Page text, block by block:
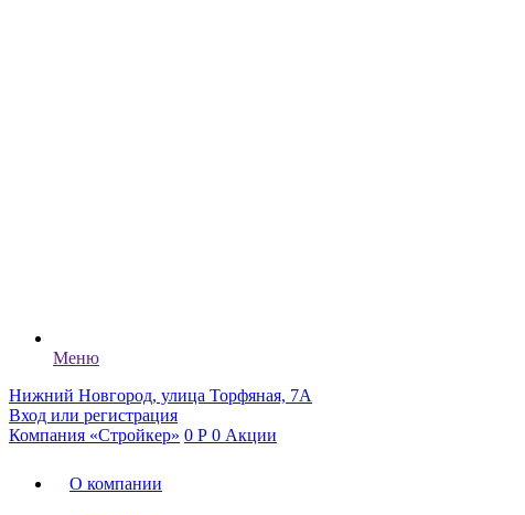
Меню
Нижний Новгород, улица Торфяная, 7А
Вход или регистрация
Компания «Стройкер» 0 Р 0 Акции
О компании